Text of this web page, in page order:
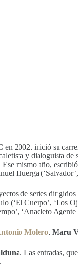
2002, inició su
y dialoguista
. Ese mismo año,
Huerga (‘Salvador’,
de series
Cuerpo’, ‘Los
‘Anacleto Agente
Molero, Maru
. Las entradas,